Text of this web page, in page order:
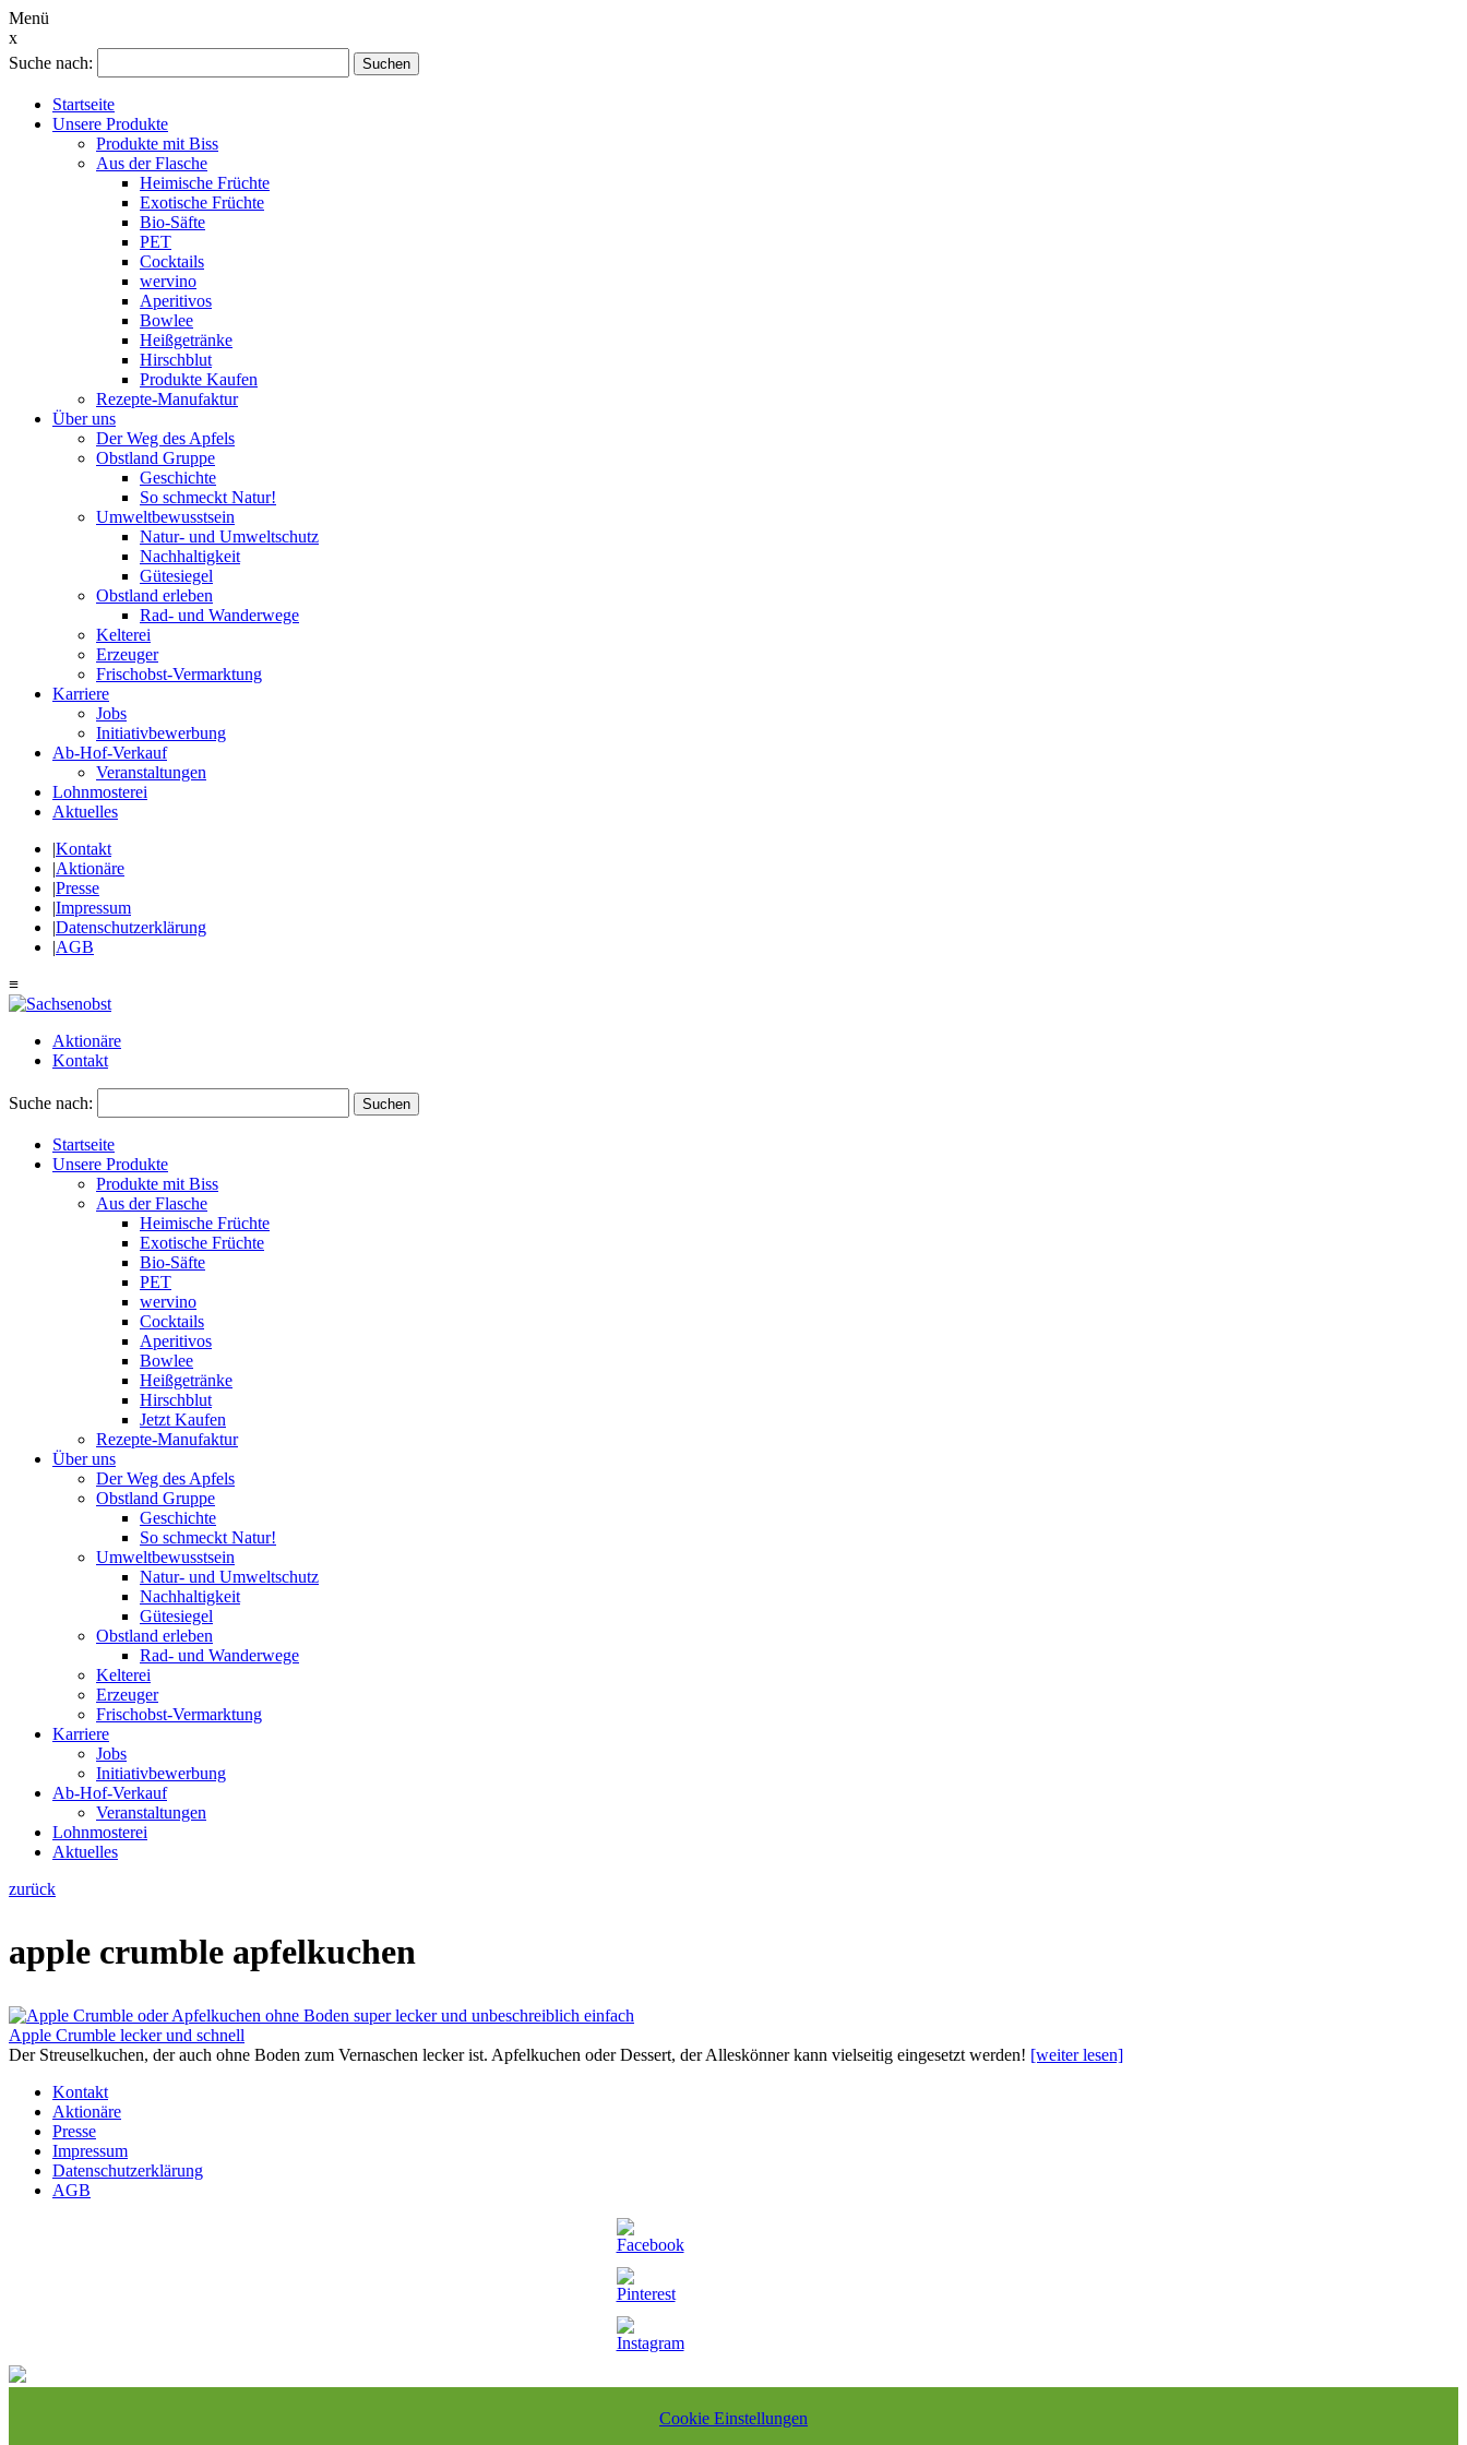
Menü
x
Suche nach:
Suchen
Startseite
Unsere Produkte
Produkte mit Biss
Aus der Flasche
Heimische Früchte
Exotische Früchte
Bio-Säfte
PET
Cocktails
wervino
Aperitivos
Bowlee
Heißgetränke
Hirschblut
Produkte Kaufen
Rezepte-Manufaktur
Über uns
Der Weg des Apfels
Obstland Gruppe
Geschichte
So schmeckt Natur!
Umweltbewusstsein
Natur- und Umweltschutz
Nachhaltigkeit
Gütesiegel
Obstland erleben
Rad- und Wanderwege
Kelterei
Erzeuger
Frischobst-Vermarktung
Karriere
Jobs
Initiativbewerbung
Ab-Hof-Verkauf
Veranstaltungen
Lohnmosterei
Aktuelles
|Kontakt
|Aktionäre
|Presse
|Impressum
|Datenschutzerklärung
|AGB
≡
Aktionäre
Kontakt
Suche nach: Suchen
Startseite
Unsere Produkte
Produkte mit Biss
Aus der Flasche
Heimische Früchte
Exotische Früchte
Bio-Säfte
PET
wervino
Cocktails
Aperitivos
Bowlee
Heißgetränke
Hirschblut
Jetzt Kaufen
Rezepte-Manufaktur
Über uns
Der Weg des Apfels
Obstland Gruppe
Geschichte
So schmeckt Natur!
Umweltbewusstsein
Natur- und Umweltschutz
Nachhaltigkeit
Gütesiegel
Obstland erleben
Rad- und Wanderwege
Kelterei
Erzeuger
Frischobst-Vermarktung
Karriere
Jobs
Initiativbewerbung
Ab-Hof-Verkauf
Veranstaltungen
Lohnmosterei
Aktuelles
zurück
apple crumble apfelkuchen
Apple Crumble lecker und schnell
Der Streuselkuchen, der auch ohne Boden zum Vernaschen lecker ist. Apfelkuchen oder Dessert, der Alleskönner kann vielseitig eingesetzt werden! [weiter lesen]
Kontakt
Aktionäre
Presse
Impressum
Datenschutzerklärung
AGB
Cookie Einstellungen